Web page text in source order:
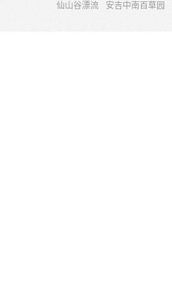
仙山谷漂流
安吉中南百草园